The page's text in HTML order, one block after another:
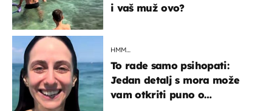
i vaš muž ovo?
HMM…
To rade samo psihopati:
Jedan detalj s mora može
vam otkriti puno o